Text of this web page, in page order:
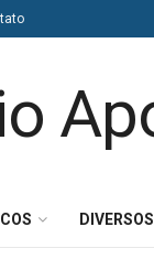
DIVERSOS